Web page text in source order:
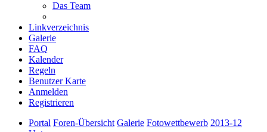
Das Team
Linkverzeichnis
Galerie
FAQ
Kalender
Regeln
Benutzer Karte
Anmelden
Registrieren
Portal Foren-Übersicht Galerie Fotowettbewerb 2013-12